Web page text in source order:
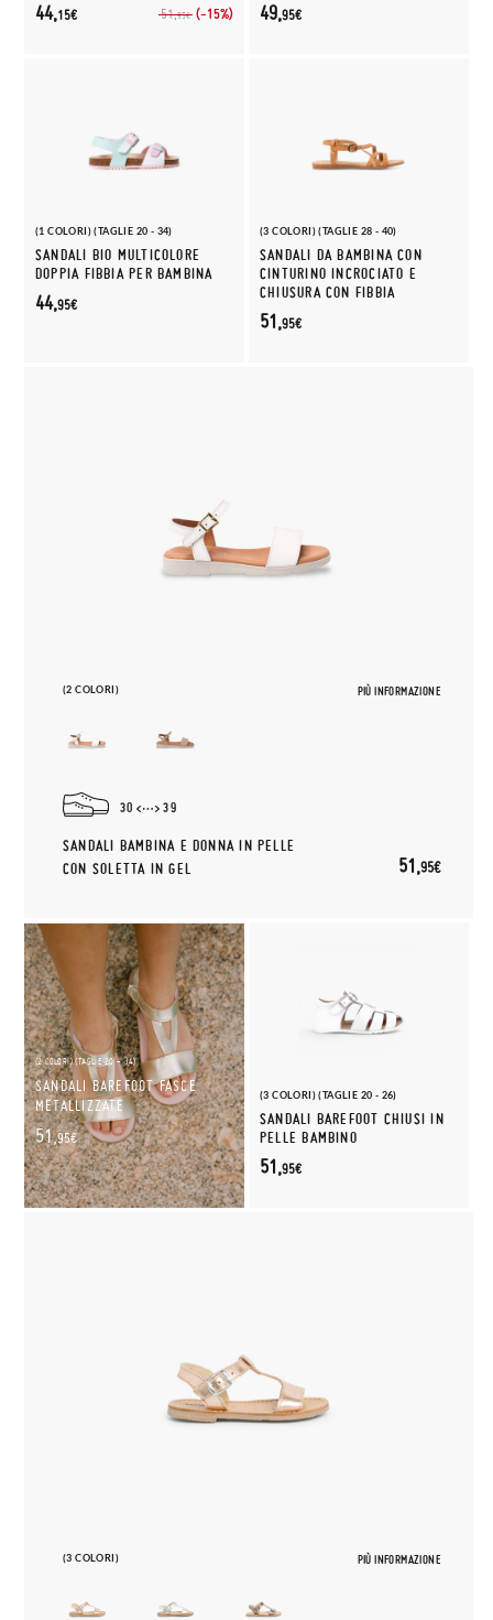
51,95€ (-15%)
44,15€ 49,95€
(1 COLORI) (TAGLIE 20 - 34)
SANDALI BIO MULTICOLORE
DOPPIA FIBBIA PER BAMBINA
44,95€
(3 COLORI) (TAGLIE 28 - 40)
SANDALI DA BAMBINA CON
CINTURINO INCROCIATO E
CHIUSURA CON FIBBIA
51,95€
(2 COLORI) PIÙ INFORMAZIONE
30 39
SANDALI BAMBINA E DONNA IN PELLE
CON SOLETTA IN GEL
51,95€
(2 COLORI) (TAGLIE 20 - 34)
SANDALI BAREFOOT FASCE
METALLIZZATE
51,95€
(3 COLORI) (TAGLIE 20 - 26)
SANDALI BAREFOOT CHIUSI IN
PELLE BAMBINO
51,95€
(3 COLORI) PIÙ INFORMAZIONE